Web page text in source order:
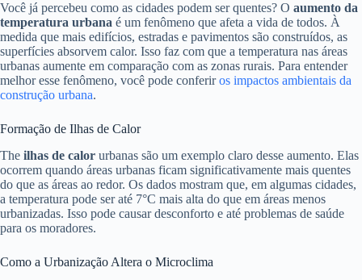
Você já percebeu como as cidades podem ser quentes? O aumento da
temperatura urbana é um fenômeno que afeta a vida de todos. À
medida que mais edifícios, estradas e pavimentos são construídos, as
superfícies absorvem calor. Isso faz com que a temperatura nas áreas
urbanas aumente em comparação com as zonas rurais. Para entender
melhor esse fenômeno, você pode conferiros impactos ambientais da
construção urbana.
Formação de Ilhas de Calor
The ilhas de calor urbanas são um exemplo claro desse aumento. Elas
ocorrem quando áreas urbanas ficam significativamente mais quentes
do que as áreas ao redor. Os dados mostram que, em algumas cidades,
a temperatura pode ser até 7°C mais alta do que em áreas menos
urbanizadas. Isso pode causar desconforto e até problemas de saúde
para os moradores.
Como a Urbanização Altera o Microclima